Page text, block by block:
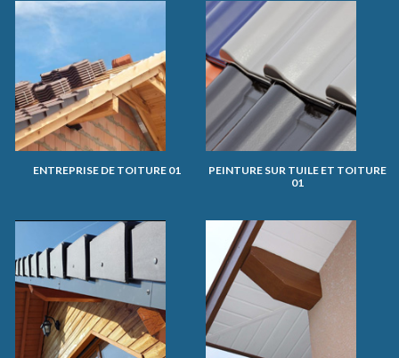
ENTREPRISE DE TOITURE 01
PEINTURE SUR TUILE ET TOITURE
01